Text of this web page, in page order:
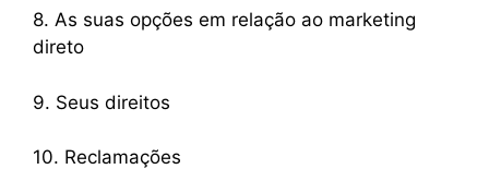
8. As suas opções em relação ao marketing
direto
9. Seus direitos
10. Reclamações